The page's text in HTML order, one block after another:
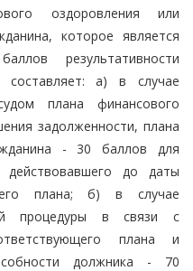
оздоровления или
которое является
результативности
составляет: а) в случае
плана финансового
задолженности, плана
- 30 баллов для
действовавшего до даты
плана; б) в случае
процедуры в связи с
плана и
должника - 70